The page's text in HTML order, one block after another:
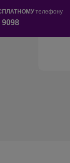
телефону
9098